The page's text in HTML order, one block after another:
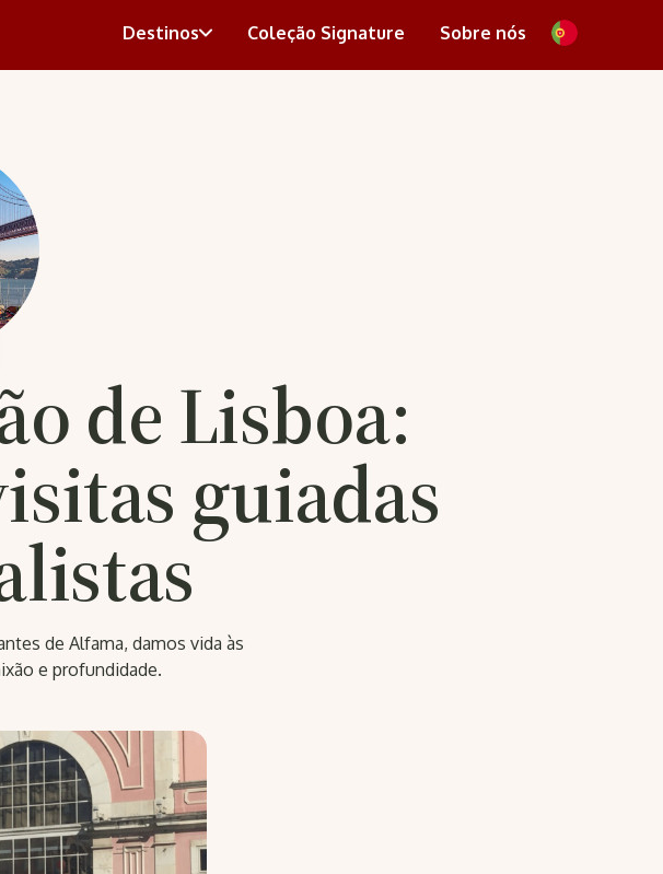
Destinos Coleção Signature Sobre nós
de Lisboa:
guiadas
de Alfama, damos vida às
e profundidade.